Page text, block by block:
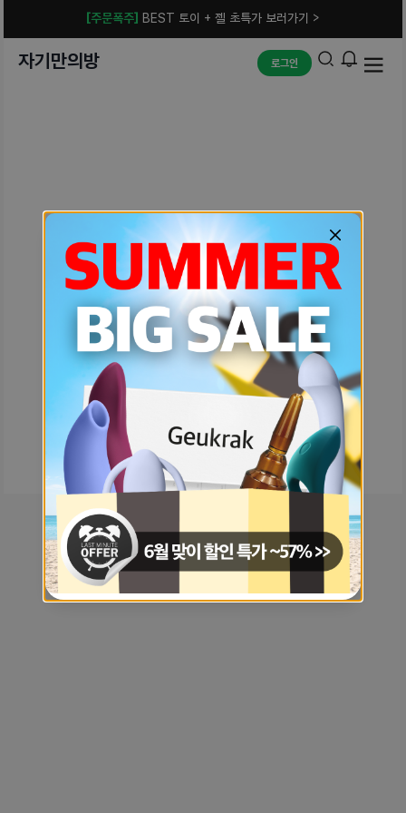
[주문폭주] BEST 토이 + 젤 초특가 보러가기 >
자기만의방 로그인
예상치 못한 에러입니다.